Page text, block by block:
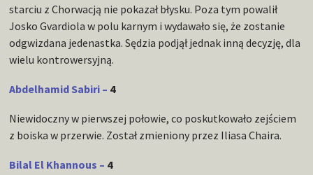
starciu z Chorwacją nie pokazał błysku. Poza tym powalił
Josko Gvardiola w polu karnym i wydawało się, że zostanie
odgwizdana jedenastka. Sędzia podjął jednak inną decyzję, dla
wielu kontrowersyjną.
Abdelhamid Sabiri – 4
Niewidoczny w pierwszej połowie, co poskutkowało zejściem
z boiska w przerwie. Został zmieniony przez Iliasa Chaira.
Bilal El Khannous – 4